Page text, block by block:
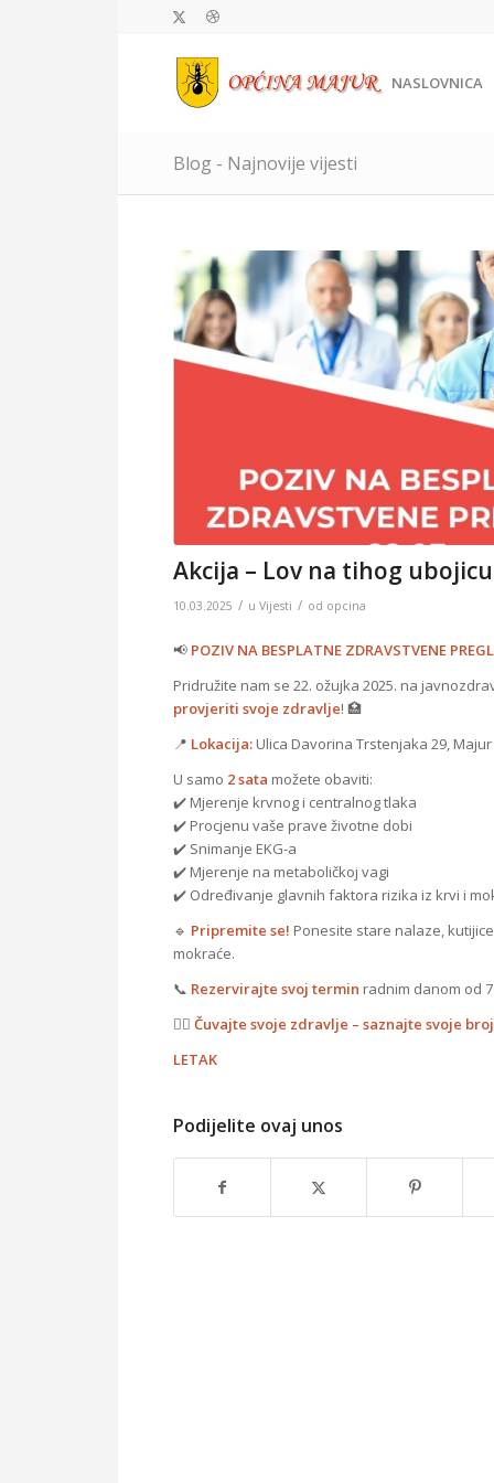
NASLOVNICA
Blog - Najnovije vijesti
Akcija – Lov na tihog ubojicu
10.03.2025 / u Vijesti / od opcina
📢 POZIV NA BESPLATNE ZDRAVSTVENE
Pridružite nam se 22. ožujka 2025. na
provjeriti svoje zdravlje! 🏥
📍 Lokacija: Ulica Davorina Trstenjaka 29, Majur
U samo 2 sata možete obaviti:
✔️ Mjerenje krvnog i centralnog tlaka
✔️ Procjenu vaše prave životne dobi
✔️ Snimanje EKG-a
✔️ Mjerenje na metaboličkoj vagi
✔️ Određivanje glavnih faktora rizika iz krvi i
🔹 Pripremite se! Ponesite stare nalaze,
mokraće.
📞 Rezervirajte svoj termin radnim danom od
👨‍⚕️ Čuvajte svoje zdravlje – saznajte svoje
LETAK
Podijelite ovaj unos